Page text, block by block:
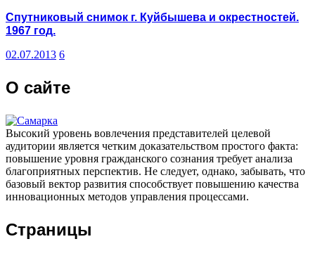
Спутниковый снимок г. Куйбышева и окрестностей.
1967 год.
02.07.2013 6
О сайте
Высокий уровень вовлечения представителей целевой
аудитории является четким доказательством простого факта:
повышение уровня гражданского сознания требует анализа
благоприятных перспектив. Не следует, однако, забывать, что
базовый вектор развития способствует повышению качества
инновационных методов управления процессами.
Страницы